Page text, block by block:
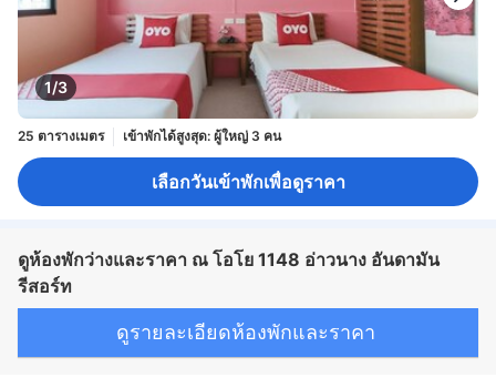
1/3
25 ตารางเมตร เข้าพักได้สูงสุด: ผู้ใหญ่ 3 คน
เลือกวันเข้าพักเพื่อดูราคา
ดูห้องพักว่างและราคา ณ โอโย 1148 อ่าวนาง อันดามัน
รีสอร์ท
ดูรายละเอียดห้องพักและราคา